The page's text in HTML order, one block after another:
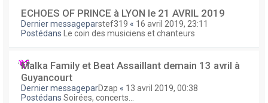
ECHOES OF PRINCE à LYON le 21 AVRIL 2019
Dernier messageparstef319 « 16 avril 2019, 23:11
Postédans
Le coin des musiciens et chanteurs
Malka Family et Beat Assaillant demain 13 avril à
Guyancourt
Dernier messageparDzap « 13 avril 2019, 00:38
Postédans Soirées, concerts...